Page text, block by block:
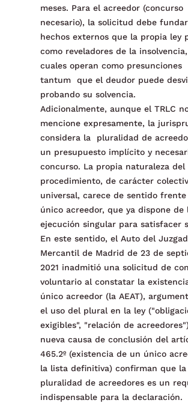
meses. Para el acreedor (concurso
necesario), la solicitud debe
hechos externos que la propia ley
como reveladores de la
cuales operan como presunciones
tantum que el deudor puede
probando su solvencia.
Adicionalmente, aunque el TRLC
mencione expresamente, la
considera la pluralidad de
un presupuesto implícito y
concurso. La propia naturaleza del
procedimiento, de carácter
universal, carece de sentido frente
único acreedor, que ya dispone de
ejecución singular para satisfacer
En este sentido, el Auto del
Mercantil de Madrid de 23 de
2021 inadmitió una solicitud de
voluntario al constatar la
único acreedor (la AEAT),
el uso del plural en la ley
exigibles", "relación de
nueva causa de conclusión del
465.2º (existencia de un único
la lista definitiva) confirman que la
pluralidad de acreedores es un
indispensable para la declaración.